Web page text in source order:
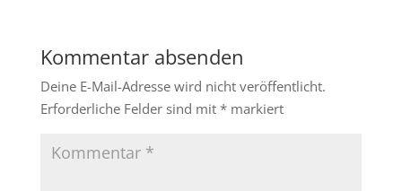
Kommentar absenden
Deine E-Mail-Adresse wird nicht veröffentlicht.
Erforderliche Felder sind mit *markiert